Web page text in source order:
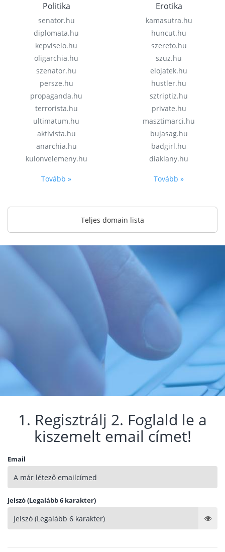
Politika
senator.hu
diplomata.hu
kepviselo.hu
oligarchia.hu
szenator.hu
persze.hu
propaganda.hu
terrorista.hu
ultimatum.hu
aktivista.hu
anarchia.hu
kulonvelemeny.hu
Tovább »
Erotika
kamasutra.hu
huncut.hu
szereto.hu
szuz.hu
elojatek.hu
hustler.hu
sztriptiz.hu
private.hu
masztimarci.hu
bujasag.hu
badgirl.hu
diaklany.hu
Tovább »
Teljes domain lista
1. Regisztrálj 2. Foglald le a
kiszemelt email címet!
Email
Jelszó (Legalább 6 karakter)